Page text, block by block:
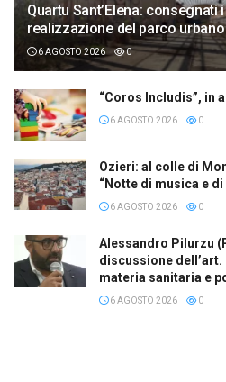
Quartu Sant’Elena: consegnati
realizzazione del parco urbano
6 AGOSTO 2026 0
“Coros Includis”, in
6 AGOSTO 2026 0
Ozieri: al colle di
“Notte di musica e di
6 AGOSTO 2026 0
Alessandro Pilurzu
discussione
materia sanitaria e
6 AGOSTO 2026 0